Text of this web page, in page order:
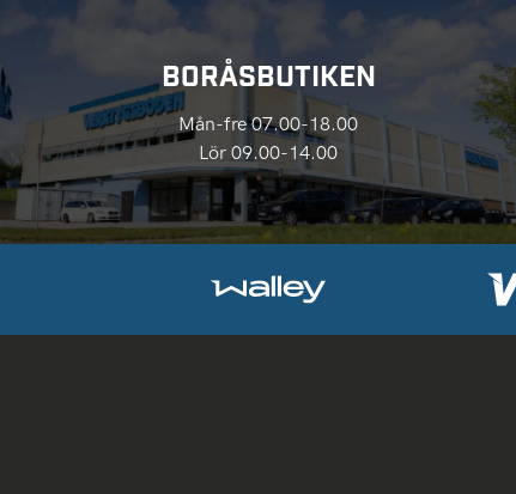
BORÅSBUTIKEN
Mån-fre 07.00-18.00
Lör 09.00-14.00